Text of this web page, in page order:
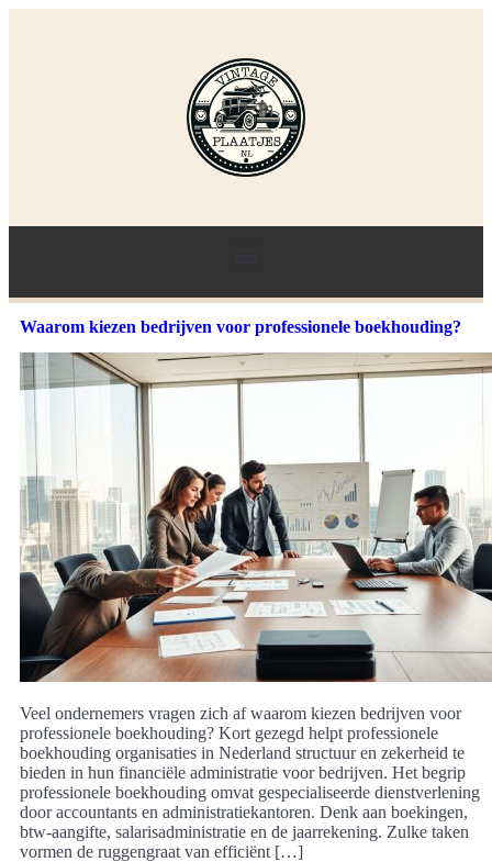
Waarom kiezen bedrijven voor professionele boekhouding?
Veel ondernemers vragen zich af waarom kiezen bedrijven voor
professionele boekhouding? Kort gezegd helpt professionele
boekhouding organisaties in Nederland structuur en zekerheid te
bieden in hun financiële administratie voor bedrijven. Het begrip
professionele boekhouding omvat gespecialiseerde dienstverlening
door accountants en administratiekantoren. Denk aan boekingen,
btw-aangifte, salarisadministratie en de jaarrekening. Zulke taken
vormen de ruggengraat van efficiënt […]